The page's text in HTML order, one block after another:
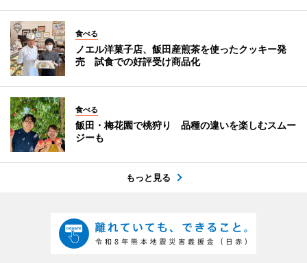
食べる
ノエル洋菓子店、飯田産煎茶を使ったクッキー発
売 試食での好評受け商品化
食べる
飯田・梅花園で桃狩り 品種の違いを楽しむスムー
ジーも
もっと見る